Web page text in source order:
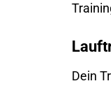
Dein